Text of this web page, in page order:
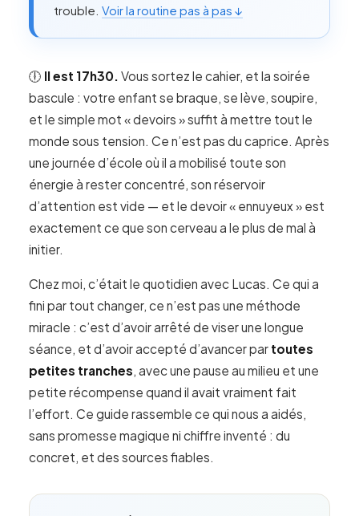
trouble. Voir la routine pas à pas ↓
🕕 Il est 17h30. Vous sortez le cahier, et la soirée
bascule : votre enfant se braque, se lève, soupire,
et le simple mot « devoirs » suffit à mettre tout le
monde sous tension. Ce n’est pas du caprice. Après
une journée d’école où il a mobilisé toute son
énergie à rester concentré, son réservoir
d’attention est vide — et le devoir « ennuyeux » est
exactement ce que son cerveau a le plus de mal à
initier.
Chez moi, c’était le quotidien avec Lucas. Ce qui a
fini par tout changer, ce n’est pas une méthode
miracle : c’est d’avoir arrêté de viser une longue
séance, et d’avoir accepté d’avancer par toutes
petites tranches, avec une pause au milieu et une
petite récompense quand il avait vraiment fait
l’effort. Ce guide rassemble ce qui nous a aidés,
sans promesse magique ni chiffre inventé : du
concret, et des sources fiables.